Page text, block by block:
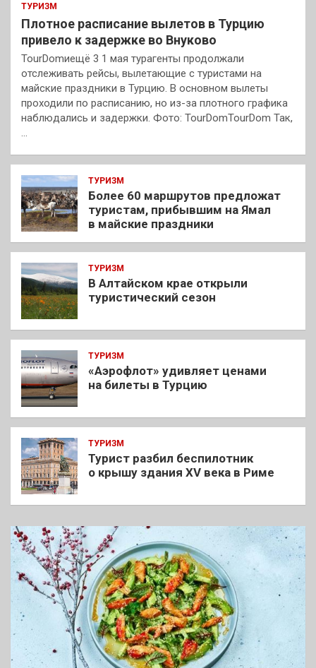
ТУРИЗМ
Плотное расписание вылетов в Турцию
привело к задержке во Внуково
TourDomиещё 3 1 мая турагенты продолжали
отслеживать рейсы, вылетающие с туристами на
майские праздники в Турцию. В основном вылеты
проходили по расписанию, но из-за плотного графика
наблюдались и задержки. Фото: TourDomTourDom Так,
…
ТУРИЗМ
Более 60 маршрутов предложат
туристам, прибывшим на Ямал
в майские праздники
ТУРИЗМ
В Алтайском крае открыли
туристический сезон
ТУРИЗМ
«Аэрофлот» удивляет ценами
на билеты в Турцию
ТУРИЗМ
Турист разбил беспилотник
о крышу здания XV века в Риме